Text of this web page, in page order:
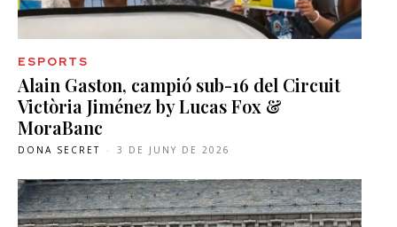
ESPORTS
Alain Gaston, campió sub-16 del Circuit
Victòria Jiménez by Lucas Fox &
MoraBanc
DONA SECRET - 3 DE JUNY DE 2026